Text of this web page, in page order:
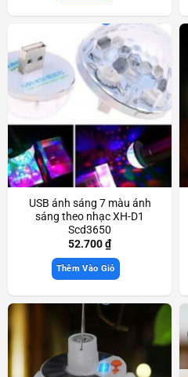
USB ánh sáng 7 màu ánh
sáng theo nhạc XH-D1
Scd3650
52.700₫
Thêm Vào Giỏ